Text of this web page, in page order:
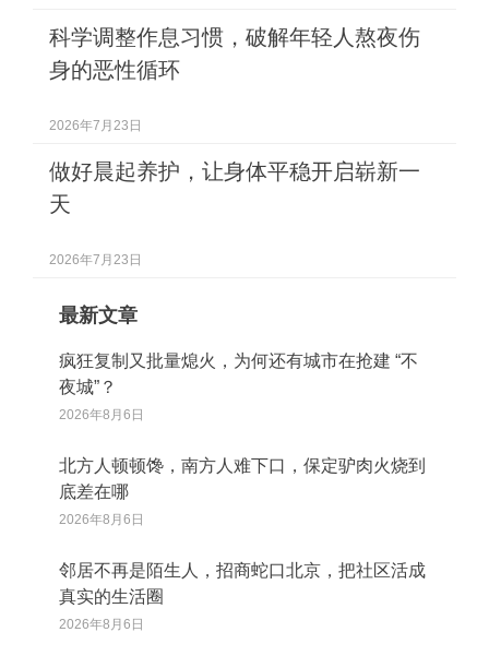
科学调整作息习惯，破解年轻人熬夜伤
身的恶性循环
2026年7月23日
做好晨起养护，让身体平稳开启崭新一
天
2026年7月23日
最新文章
疯狂复制又批量熄火，为何还有城市在抢建 “不
夜城”？
2026年8月6日
北方人顿顿馋，南方人难下口，保定驴肉火烧到
底差在哪
2026年8月6日
邻居不再是陌生人，招商蛇口北京，把社区活成
真实的生活圈
2026年8月6日